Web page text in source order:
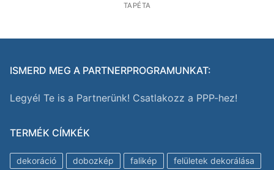
TAPÉTA
ISMERD MEG A PARTNERPROGRAMUNKAT:
Legyél Te is a Partnerünk! Csatlakozz a PPP-hez!
TERMÉK CÍMKÉK
dekoráció dobozkép falikép
felületek dekorálása